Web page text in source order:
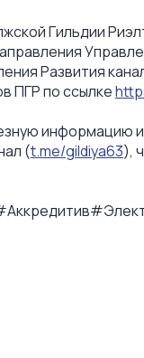
Гильдии
Развития
ПГР по ссылке
информацию
(t.me/gildiya63),